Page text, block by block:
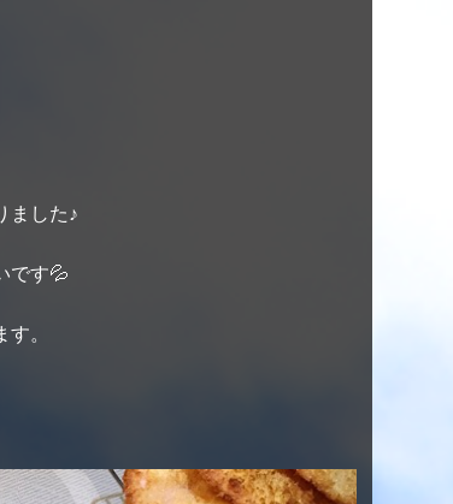
ました♪
です💦
。